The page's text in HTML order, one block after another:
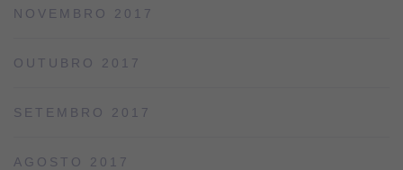
NOVEMBRO 2017
OUTUBRO 2017
SETEMBRO 2017
AGOSTO 2017